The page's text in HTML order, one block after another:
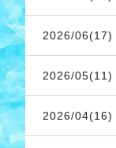
2026/06(17)
2026/05(11)
2026/04(16)